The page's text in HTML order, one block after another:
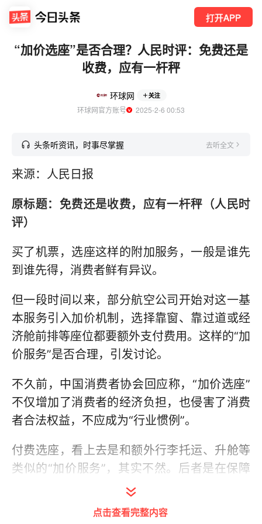
打开APP
“加价选座”是否合理？人民时评：免费还是
收费，应有一杆秤
环球网 关注
环球网官方账号
  2025-2-6 00:53
头条听资讯，时事尽掌握 去听全文
来源：人民日报
原标题：免费还是收费，应有一杆秤（人民时
评）
买了机票，选座这样的附加服务，一般是谁先
到谁先得，消费者鲜有异议。
但一段时间以来，部分航空公司开始对这一基
本服务引入加价机制，选择靠窗、靠过道或经
济舱前排等座位都要额外支付费用。这样的“加
价服务”是否合理，引发讨论。
不久前，中国消费者协会回应称，“加价选座”
不仅增加了消费者的经济负担，也侵害了消费
者合法权益，不应成为“行业惯例”。
付费选座，看上去是和额外行李托运、升舱等
类似的“加价服务”，其实不然。后者是在保障
基本服务基础上，提供一些附加或升级服务；
前者是有加价而无服务，只不过经营者利用自
点击查看完整内容